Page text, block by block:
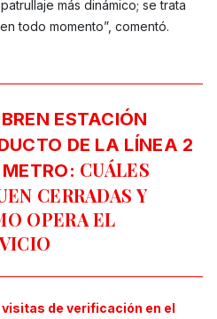
más dinámico; se trata
todo momento”, comentó.
ESTACIÓN
DE LA LÍNEA 2
METRO: CUÁLES
CERRADAS Y
OPERA EL
de verificación en el